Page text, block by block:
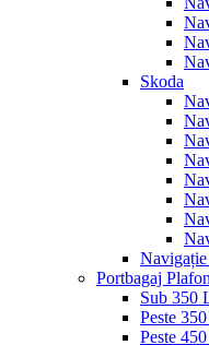
Skoda
Portbagaj
Sub 350
Peste
Peste